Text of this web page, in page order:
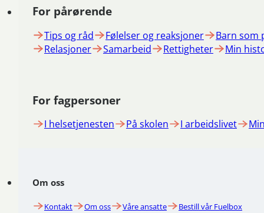
For pårørende
Tips og råd Følelser og reaksjoner
Barn som
Relasjoner
Samarbeid Rettigheter Min
For fagpersoner
I helsetjenesten På skolen I arbeidslivet
Om oss
Kontakt Om oss Våre ansatte Bestill vår Fuelbox